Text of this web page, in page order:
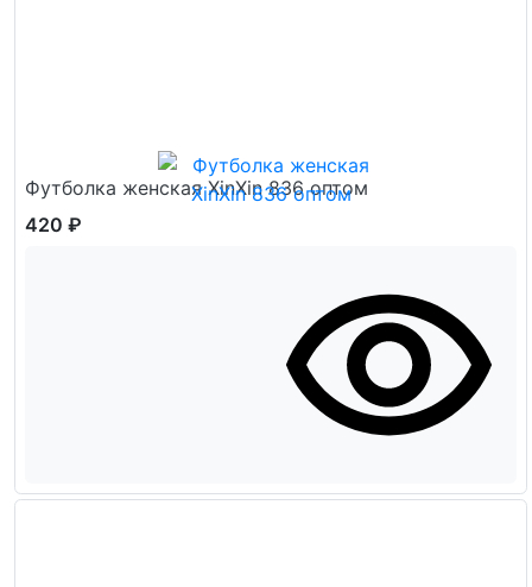
Футболка женская XinXin 836 оптом
420 ₽